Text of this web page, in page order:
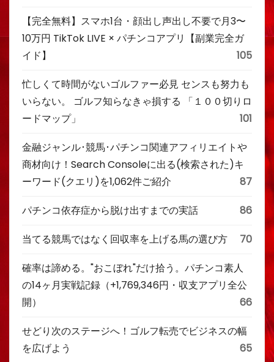
【完全無料】スマホ1台・顔出し声出し不要で月3〜
10万円 TikTok LIVE × パチンコアプリ【副業完全ガ
イド】
105
忙しくて時間がないゴルファー必見 センスも努力も
いらない。 ゴルフ知らなきゃ損する 「１００切りロ
ードマップ」
101
金融ジャンル･競馬･パチンコ関連アフィリエイトや
商材向け！Search Consoleに出る(検索された)キ
ーワード(クエリ)を1,062件ご紹介
87
パチンコ依存症から脱け出すまでの実話 86
当てる競馬ではなく回収率を上げる馬の選び方 70
確率は諦める。"おこぼれ"だけ拾う。パチンコ素人
の14ヶ月実戦記録（+1,769,346円・収支アプリ全公
開）
66
せどり次のステージへ！ゴルフ転売でビジネスの幅
を広げよう
65